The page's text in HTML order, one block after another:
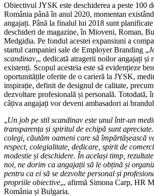
Obiectivul JYSK este deschiderea a peste 100
România până în anul 2020, momentan
angajați. Până la finalul lui 2018 sunt
deschideri de magazine, în Mioveni, Roman,
Medgidia. Pe fondul acestei expansiuni a
startul campaniei sale de Employer Branding „
scandinav„, dedicată atragerii noilor angajați și
existenți. Scopul acesteia este să evidențieze
oportunitățile oferite de o carieră la JYSK,
inspirație, definit de designul de calitate,
dezvoltare profesională și personală. Totodată,
câțiva angajați vor deveni ambasadori ai
„Un job pe stil scandinav este unul într-un
transparența și spiritul de echipă sunt
colegi, căutăm oameni care să împărtășească
respect, colegialitate, dedicare, spirit de
modestie și deschidere. În același timp,
noi, ne dorim ca angajații să le obțină și
pentru ca ei să se dezvolte personal și
propriile obiective„, afirmă Simona Carp, HR
România și Bulgaria.